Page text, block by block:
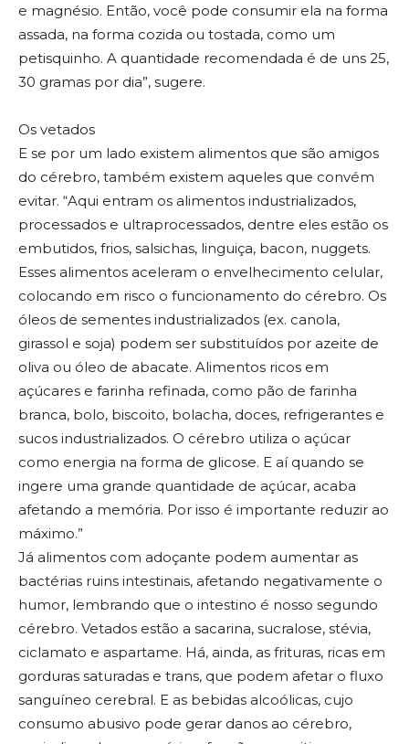
e magnésio. Então, você pode consumir ela na forma
assada, na forma cozida ou tostada, como um
petisquinho. A quantidade recomendada é de uns 25,
30 gramas por dia”, sugere.
Os vetados
E se por um lado existem alimentos que são amigos
do cérebro, também existem aqueles que convém
evitar. “Aqui entram os alimentos industrializados,
processados e ultraprocessados, dentre eles estão os
embutidos, frios, salsichas, linguiça, bacon, nuggets.
Esses alimentos aceleram o envelhecimento celular,
colocando em risco o funcionamento do cérebro. Os
óleos de sementes industrializados (ex. canola,
girassol e soja) podem ser substituídos por azeite de
oliva ou óleo de abacate. Alimentos ricos em
açúcares e farinha refinada, como pão de farinha
branca, bolo, biscoito, bolacha, doces, refrigerantes e
sucos industrializados. O cérebro utiliza o açúcar
como energia na forma de glicose. E aí quando se
ingere uma grande quantidade de açúcar, acaba
afetando a memória. Por isso é importante reduzir ao
máximo.”
Já alimentos com adoçante podem aumentar as
bactérias ruins intestinais, afetando negativamente o
humor, lembrando que o intestino é nosso segundo
cérebro. Vetados estão a sacarina, sucralose, stévia,
ciclamato e aspartame. Há, ainda, as frituras, ricas em
gorduras saturadas e trans, que podem afetar o fluxo
sanguíneo cerebral. E as bebidas alcoólicas, cujo
consumo abusivo pode gerar danos ao cérebro,